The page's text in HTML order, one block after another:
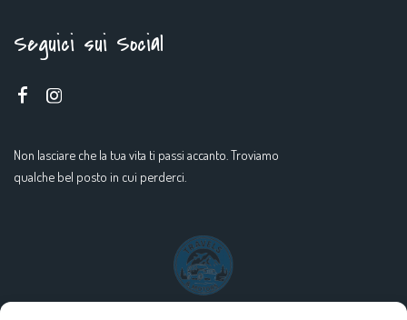
Seguici sui Social
Non lasciare che la tua vita ti passi accanto. Troviamo
qualche bel posto in cui perderci.